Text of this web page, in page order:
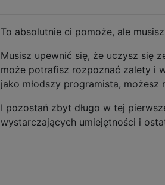
To absolutnie ci pomoże, ale
Musisz upewnić się, że uczysz się
może potrafisz rozpoznać zalety i
jako młodszy programista, możesz
I pozostań zbyt długo w tej
wystarczających umiejętności i